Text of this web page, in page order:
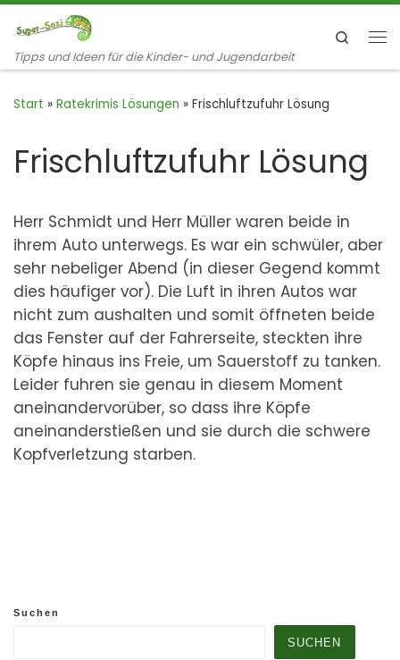
Zum Inhalt springen
Tipps und Ideen für die Kinder- und Jugendarbeit
Search
Start » Ratekrimis Lösungen » Frischluftzufuhr Lösung
Frischluftzufuhr Lösung
Herr Schmidt und Herr Müller waren beide in
ihrem Auto unterwegs. Es war ein schwüler, aber
sehr nebeliger Abend (in dieser Gegend kommt
dies häufiger vor). Die Luft in ihren Autos war
nicht zum aushalten und somit öffneten beide
das Fenster auf der Fahrerseite, steckten ihre
Köpfe hinaus ins Freie, um Sauerstoff zu tanken.
Leider fuhren sie genau in diesem Moment
aneinandervorüber, so dass ihre Köpfe
aneinanderstießen und sie durch die schwere
Kopfverletzung starben.
Suchen
SUCHEN